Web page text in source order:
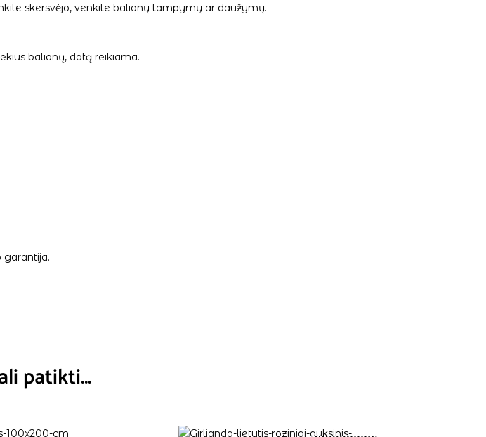
skersvėjo, venkite balionų tampymų ar daužymų.
balionų, datą reikiama.
garantija.
patikti…